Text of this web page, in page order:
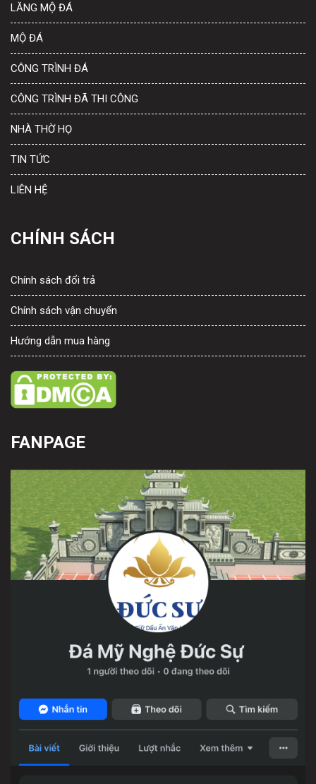
LĂNG MỘ ĐÁ
MỘ ĐÁ
CÔNG TRÌNH ĐÁ
CÔNG TRÌNH ĐÃ THI CÔNG
NHÀ THỜ HỌ
TIN TỨC
LIÊN HỆ
CHÍNH SÁCH
Chính sách đổi trả
Chính sách vận chuyển
Hướng dẫn mua hàng
FANPAGE